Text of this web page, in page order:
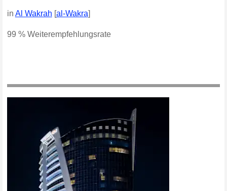
in Al Wakrah [al-Wakra]
99 % Weiterempfehlungsrate